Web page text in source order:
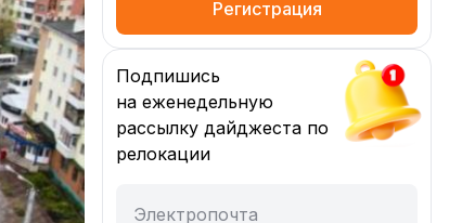
Регистрация
Подпишись
на еженедельную
рассылку дайджеста по
релокации
Электропочта